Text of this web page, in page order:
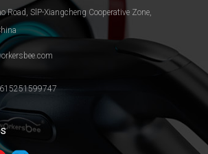
Road, SlP-Xiangcheng Cooperative Zone,